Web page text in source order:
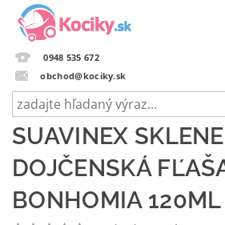
0948 535 672
obchod@kociky.sk
SUAVINEX
DOJČENSKÁ
BONHOMIA 120ML